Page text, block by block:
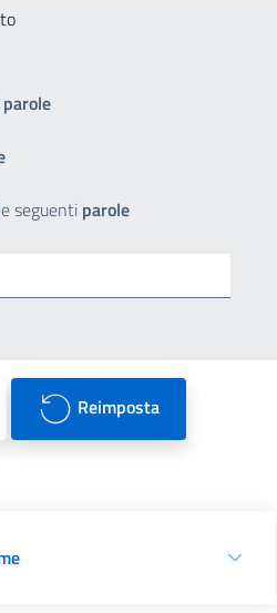
parole
seguenti parole
Reimposta